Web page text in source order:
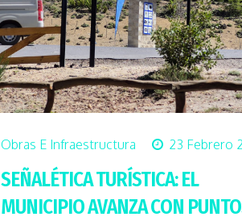
Obras E Infraestructura 23 Febrero
SEÑALÉTICA TURÍSTICA: EL
MUNICIPIO AVANZA CON